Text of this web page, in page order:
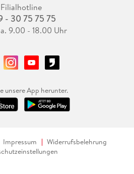
Filialhotline
- 30 75 75 75
9.00 - 18.00 Uhr
unsere App herunter.
Impressum
Widerrufsbelehrung